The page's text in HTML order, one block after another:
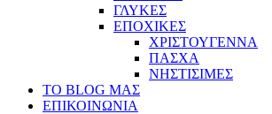
ΓΛΥΚΕΣ
ΕΠΟΧΙΚΕΣ
ΧΡΙΣΤΟΥΓΕΝΝΑ
ΠΑΣΧΑ
ΝΗΣΤΙΣΙΜΕΣ
ΤΟ BLOG ΜΑΣ
ΕΠΙΚΟΙΝΩΝΙΑ